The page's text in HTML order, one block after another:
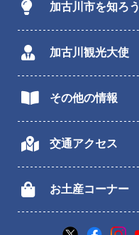
加古川市を知ろう
加古川観光大使
その他の情報
交通アクセス
お土産コーナー